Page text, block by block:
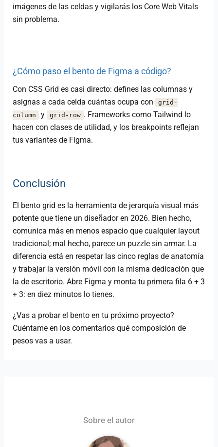
imágenes de las celdas y vigilarás los Core Web Vitals
sin problema.
¿Cómo paso el bento de Figma a código?
Con CSS Grid es casi directo: defines las columnas y
asignas a cada celda cuántas ocupa con
grid-
column
y grid-row . Frameworks como Tailwind lo
hacen con clases de utilidad, y los breakpoints reflejan
tus variantes de Figma.
Conclusión
El bento grid es la herramienta de jerarquía visual más
potente que tiene un diseñador en 2026. Bien hecho,
comunica más en menos espacio que cualquier layout
tradicional; mal hecho, parece un puzzle sin armar. La
diferencia está en respetar las cinco reglas de anatomía
y trabajar la versión móvil con la misma dedicación que
la de escritorio. Abre Figma y monta tu primera fila 6 + 3
+ 3: en diez minutos lo tienes.
¿Vas a probar el bento en tu próximo proyecto?
Cuéntame en los comentarios qué composición de
pesos vas a usar.
Sobre el autor